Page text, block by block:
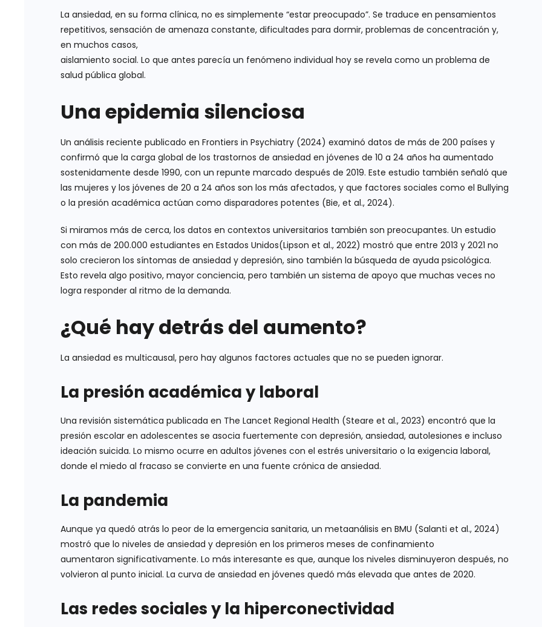
La ansiedad, en su forma clínica, no es simplemente “estar preocupado”. Se traduce en pensamientos
repetitivos, sensación de amenaza constante, dificultades para dormir, problemas de concentración y,
en muchos casos,
aislamiento social. Lo que antes parecía un fenómeno individual hoy se revela como un problema de
salud pública global.
Una epidemia silenciosa
Un análisis reciente publicado en Frontiers in Psychiatry (2024) examinó datos de más de 200 países y
confirmó que la carga global de los trastornos de ansiedad en jóvenes de 10 a 24 años ha aumentado
sostenidamente desde 1990, con un repunte marcado después de 2019. Este estudio también señaló que
las mujeres y los jóvenes de 20 a 24 años son los más afectados, y que factores sociales como el Bullying
o la presión académica actúan como disparadores potentes (Bie, et al., 2024).
Si miramos más de cerca, los datos en contextos universitarios también son preocupantes. Un estudio
con más de 200.000 estudiantes en Estados Unidos(Lipson et al., 2022) mostró que entre 2013 y 2021 no
solo crecieron los síntomas de ansiedad y depresión, sino también la búsqueda de ayuda psicológica.
Esto revela algo positivo, mayor conciencia, pero también un sistema de apoyo que muchas veces no
logra responder al ritmo de la demanda.
¿Qué hay detrás del aumento?
La ansiedad es multicausal, pero hay algunos factores actuales que no se pueden ignorar.
La presión académica y laboral
Una revisión sistemática publicada en The Lancet Regional Health (Steare et al., 2023) encontró que la
presión escolar en adolescentes se asocia fuertemente con depresión, ansiedad, autolesiones e incluso
ideación suicida. Lo mismo ocurre en adultos jóvenes con el estrés universitario o la exigencia laboral,
donde el miedo al fracaso se convierte en una fuente crónica de ansiedad.
La pandemia
Aunque ya quedó atrás lo peor de la emergencia sanitaria, un metaanálisis en BMU (Salanti et al., 2024)
mostró que lo niveles de ansiedad y depresión en los primeros meses de confinamiento
aumentaron significativamente. Lo más interesante es que, aunque los niveles disminuyeron después, no
volvieron al punto inicial. La curva de ansiedad en jóvenes quedó más elevada que antes de 2020.
Las redes sociales y la hiperconectividad